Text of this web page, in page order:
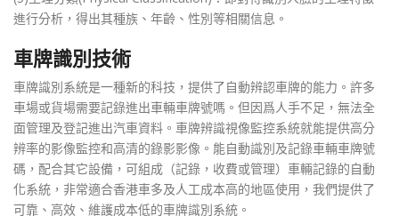
進行分析，得出其種族、年齡、性別等相關信息。
車牌識別技術
車牌識別系統是一種新的科技，提供了自動辨認車牌的能力。許多
車場或貨場需要記錄進出車輛車牌號嗎。但因爲人手不足，無法全
面管理及登記進出汽車資料。車牌辨識視像監控系統就能提供高分
辨率的影像監控和高清的錄影影像。能自動識別及記錄車輛車牌號
碼，配合其它設備，可組成（記錄，收費或管理）車輛記錄的自動
化系統，非常適合香港車多及人工成本高的地區使用，我們提供了
可靠、高效、維護成本低的車牌識別系統。